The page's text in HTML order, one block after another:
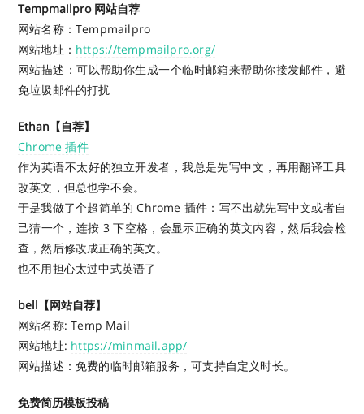
Tempmailpro 网站自荐
网站名称：Tempmailpro
网站地址： https://tempmailpro.org/
网站描述：可以帮助你生成一个临时邮箱来帮助你接发邮件，避
免垃圾邮件的打扰
Ethan【自荐】
Chrome 插件
作为英语不太好的独立开发者，我总是先写中文，再用翻译工具
改英文，但总也学不会。
于是我做了个超简单的 Chrome 插件：写不出就先写中文或者自
己猜一个，连按 3 下空格，会显示正确的英文内容，然后我会检
查，然后修改成正确的英文。
也不用担心太过中式英语了
bell【网站自荐】
网站名称: Temp Mail
网站地址: https://minmail.app/
网站描述：免费的临时邮箱服务，可支持自定义时长。
免费简历模板投稿